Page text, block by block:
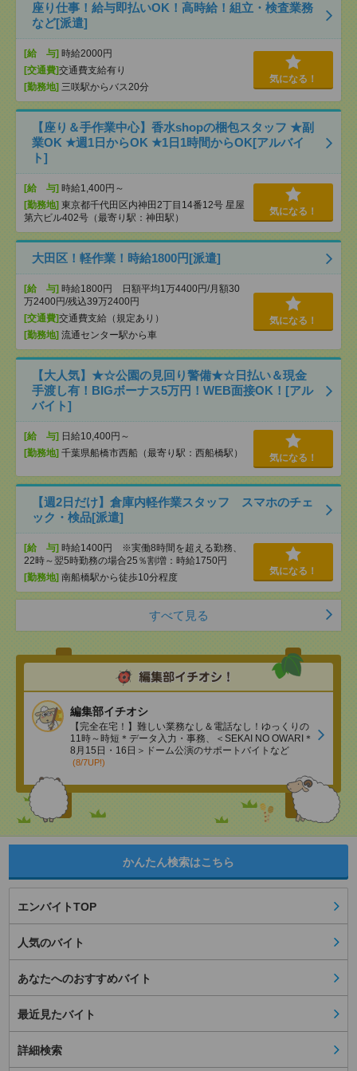
座り仕事！給与即払いOK！高時給！組立・検査業務
など[派遣]
[給 与] 時給2000円
[交通費]交通費支給有り
[勤務地] 三咲駅からバス20分
気になる！
【座り＆手作業中心】香水shopの梱包スタッフ ★副
業OK ★週1日からOK ★1日1時間からOK[アルバイ
ト]
[給 与] 時給1,400円～
[勤務地] 東京都千代田区内神田2丁目14番12号 星屋
第六ビル402号（最寄り駅：神田駅）
気になる！
大田区！軽作業！時給1800円[派遣]
[給 与] 時給1800円 日額平均1万4400円/月額30
万2400円/残込39万2400円
[交通費]交通費支給（規定あり）
[勤務地] 流通センター駅から車
気になる！
【大人気】★☆公園の見回り警備★☆日払い＆現金
手渡し有！BIGボーナス5万円！WEB面接OK！[アル
バイト]
[給 与] 日給10,400円～
[勤務地] 千葉県船橋市西船（最寄り駅：西船橋駅） 気になる！
【週2日だけ】倉庫内軽作業スタッフ スマホのチェ
ック・検品[派遣]
[給 与] 時給1400円 ※実働8時間を超える勤務、
22時～翌5時勤務の場合25％割増：時給1750円
[勤務地] 南船橋駅から徒歩10分程度
気になる！
すべて見る
編集部イチオシ
【完全在宅！】難しい業務なし＆電話なし！ゆっくりの
11時～時短＊データ入力・事務、＜SEKAI NO OWARI＊
8月15日・16日＞ドーム公演のサポートバイトなど
(8/7UP!)
かんたん検索はこちら
エンバイトTOP
人気のバイト
あなたへのおすすめバイト
最近見たバイト
詳細検索